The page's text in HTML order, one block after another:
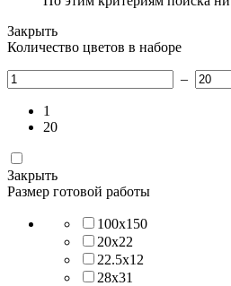
Закрыть
Количество цветов в наборе
–
1
20
Закрыть
Размер готовой работы
100х150
20х22
22.5х12
28х31